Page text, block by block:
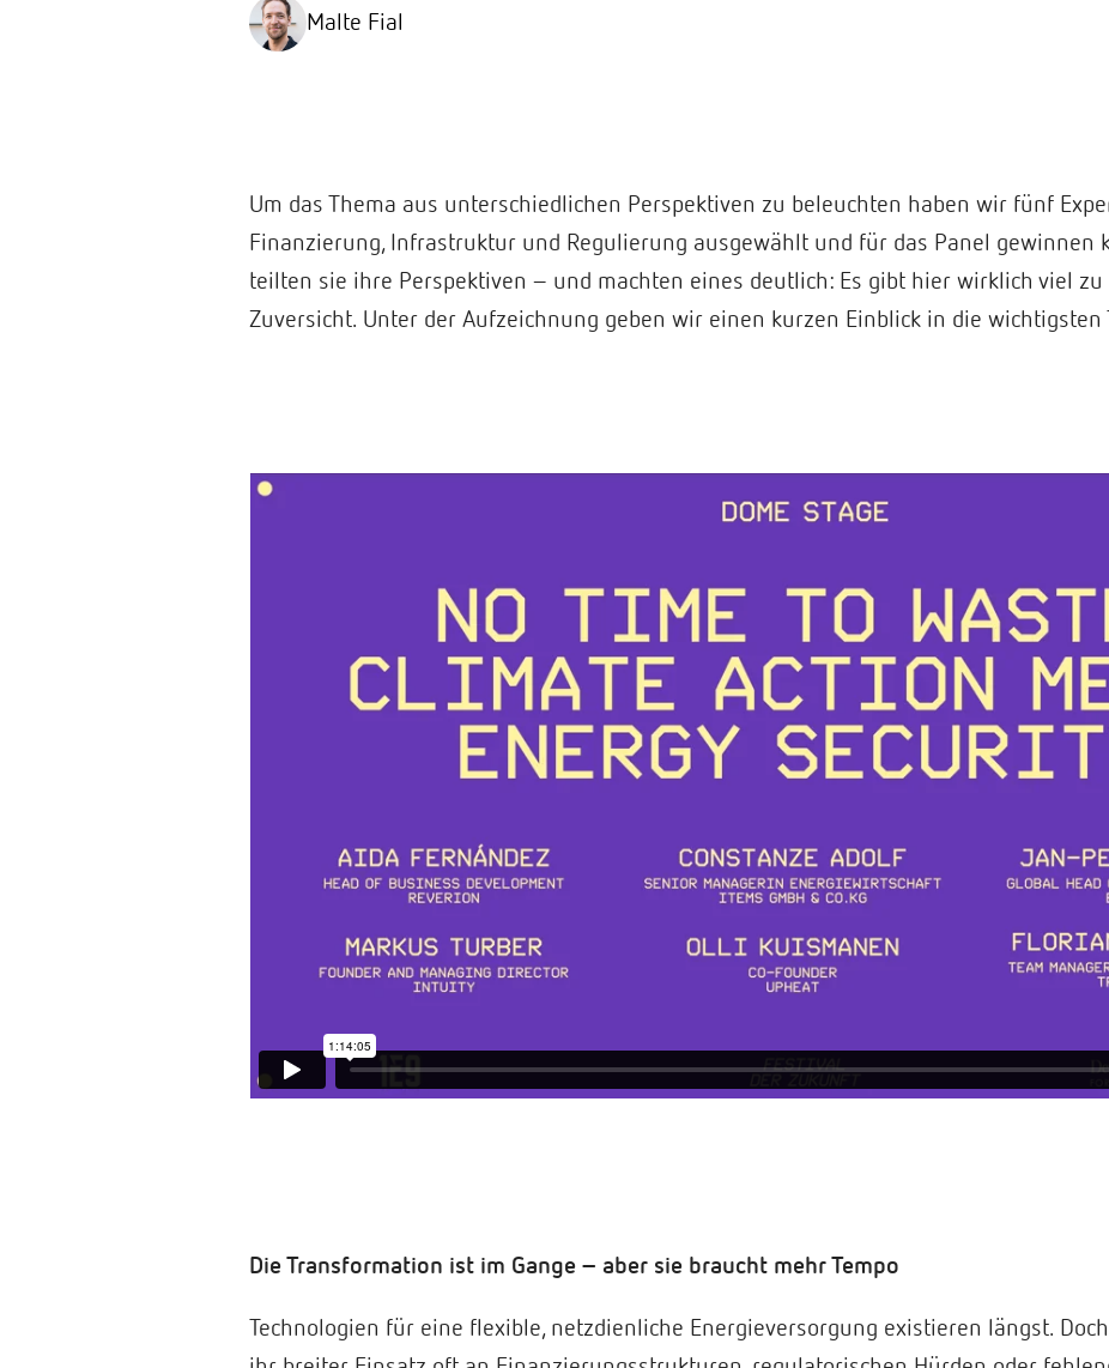
Malte Fial
Um das Thema aus unterschiedlichen Perspektiven zu beleuchten haben wir fünf
Finanzierung, Infrastruktur und Regulierung ausgewählt und für das Panel gewinnen
teilten sie ihre Perspektiven – und machten eines deutlich: Es gibt hier wirklich viel
Zuversicht. Unter der Aufzeichnung geben wir einen kurzen Einblick in die wichtigsten
Die Transformation ist im Gange – aber sie braucht mehr Tempo
Technologien für eine flexible, netzdienliche Energieversorgung existieren längst.